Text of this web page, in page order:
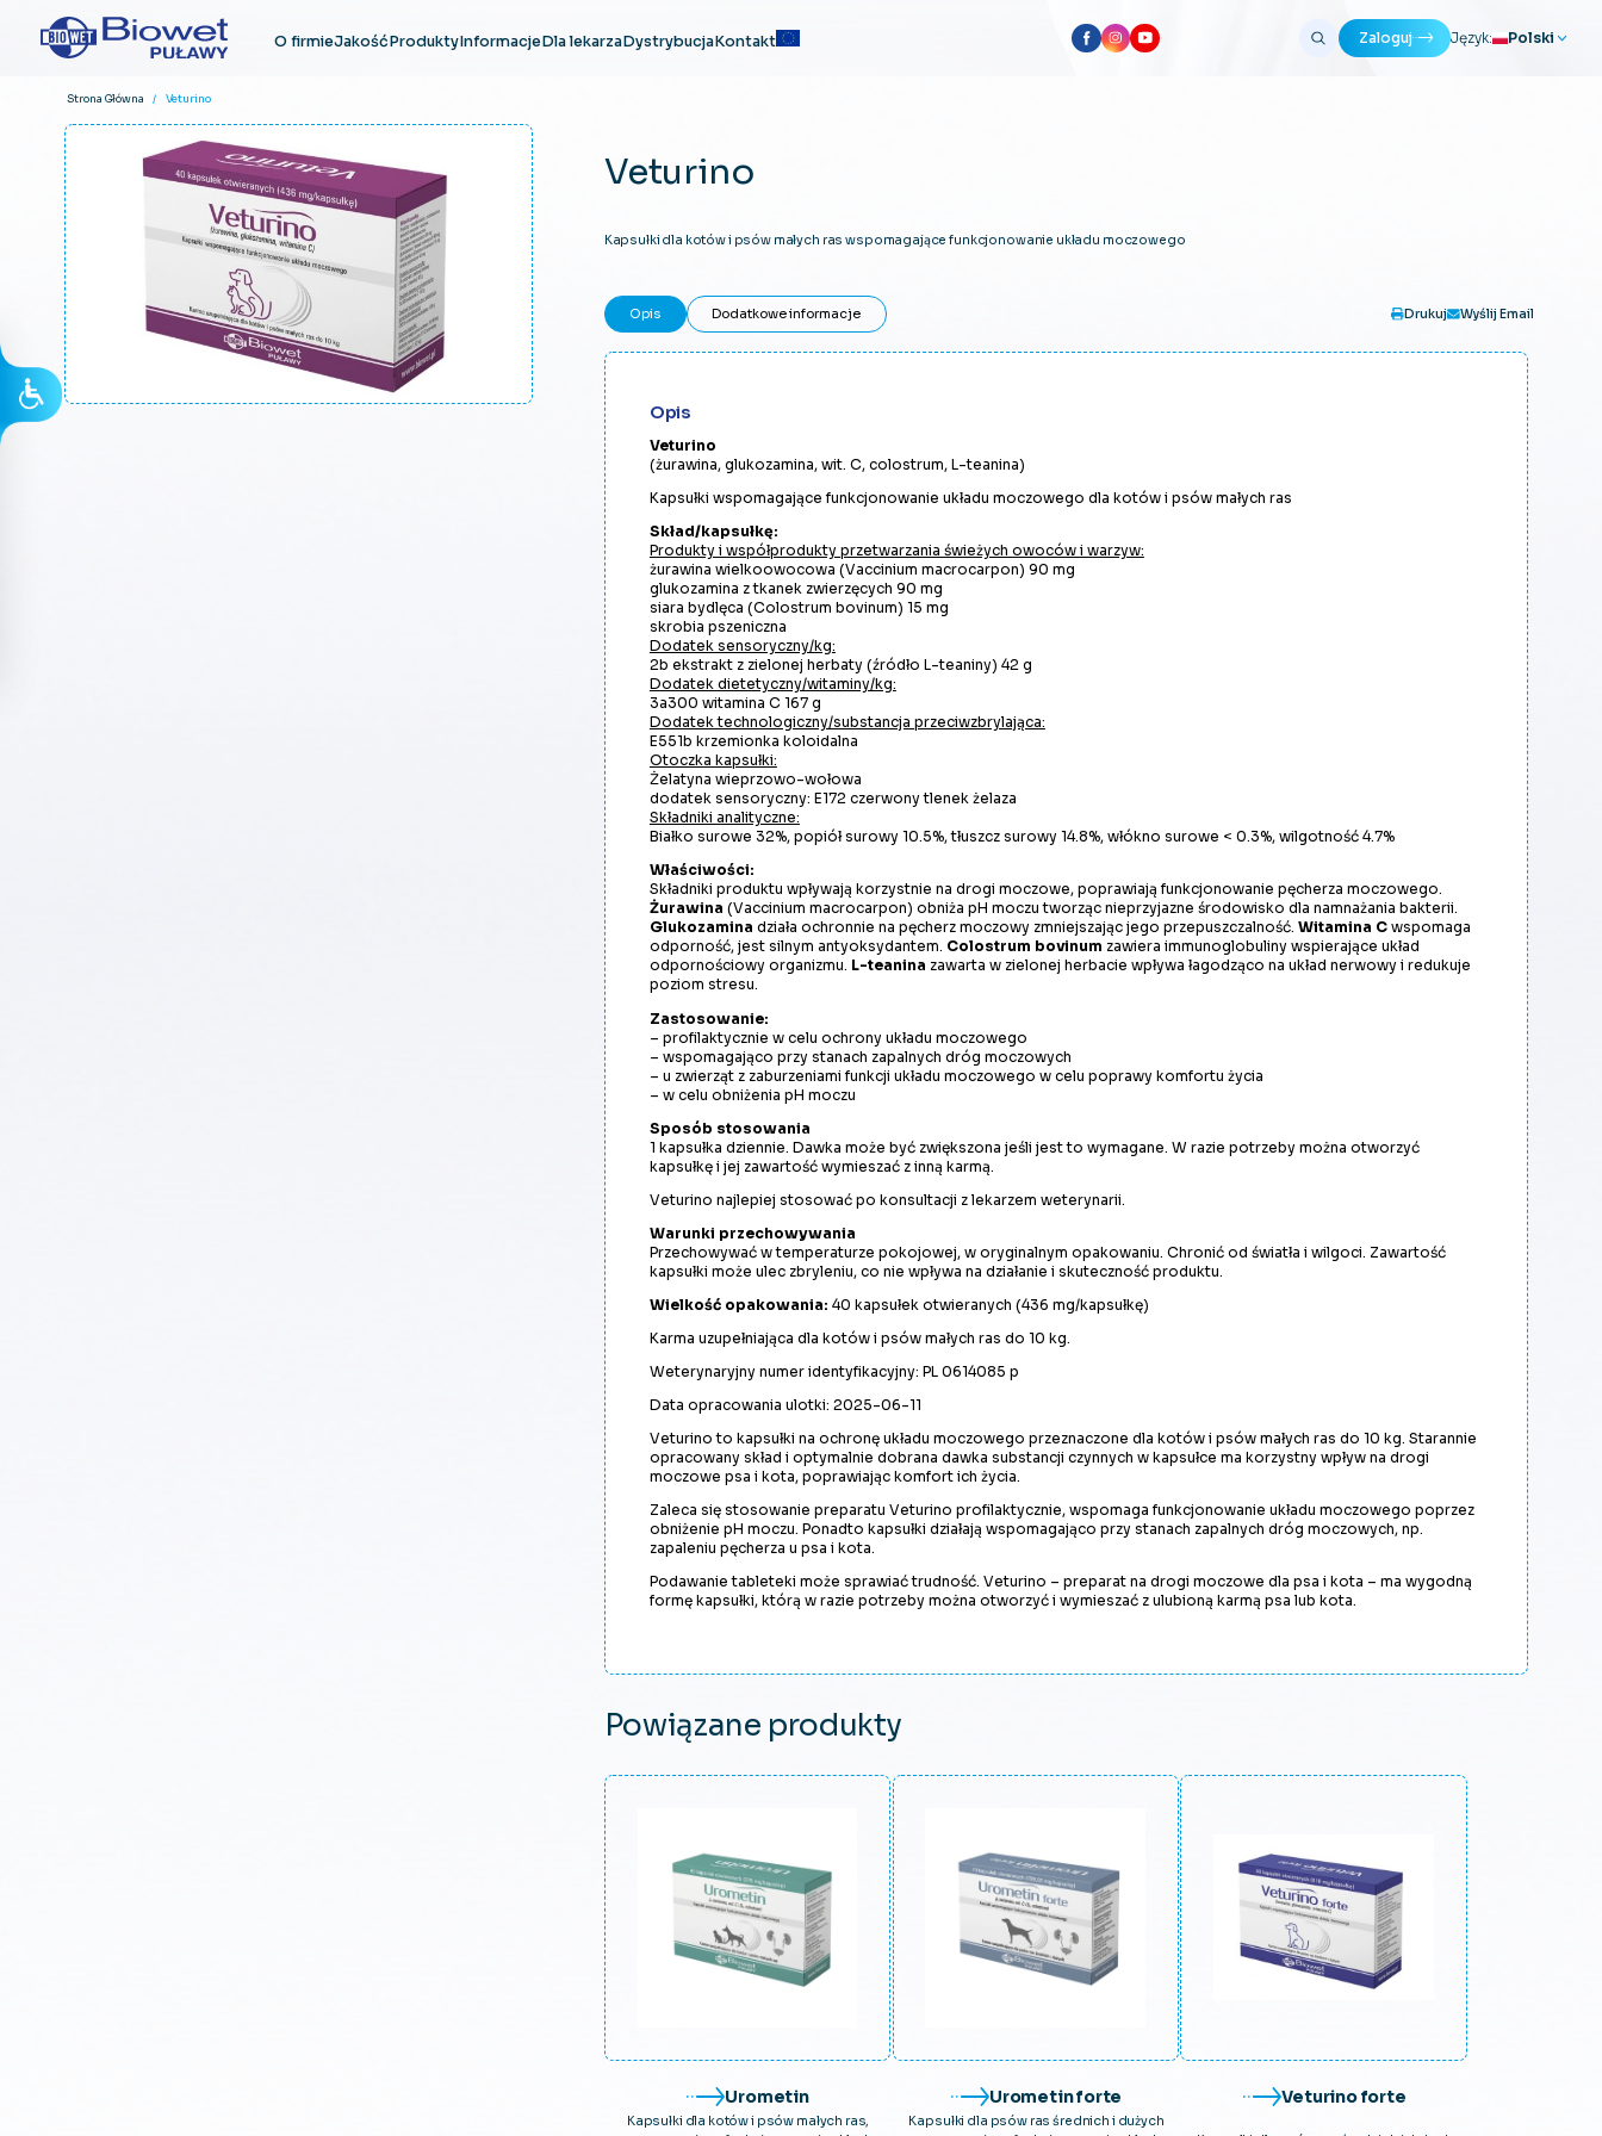
O firmieJakośćProduktyInformacjeDla lekarzaDystrybucjaKontakt Zaloguj Język: Polski
Strona Główna / Veturino
Veturino
Kapsułki dla kotów i psów małych ras wspomagające funkcjonowanie układu moczowego
Opis Dodatkowe informacje Drukuj Wyślij Email
Opis
Veturino
(żurawina, glukozamina, wit. C, colostrum, L-teanina)
Kapsułki wspomagające funkcjonowanie układu moczowego dla kotów i psów małych ras
Skład/kapsułkę:
Produkty i współprodukty przetwarzania świeżych owoców i warzyw:
żurawina wielkoowocowa (Vaccinium macrocarpon) 90 mg
glukozamina z tkanek zwierzęcych 90 mg
siara bydlęca (Colostrum bovinum) 15 mg
skrobia pszeniczna
Dodatek sensoryczny/kg:
2b ekstrakt z zielonej herbaty (źródło L-teaniny) 42 g
Dodatek dietetyczny/witaminy/kg:
3a300 witamina C 167 g
Dodatek technologiczny/substancja przeciwzbrylająca:
E551b krzemionka koloidalna
Otoczka kapsułki:
Żelatyna wieprzowo-wołowa
dodatek sensoryczny: E172 czerwony tlenek żelaza
Składniki analityczne:
Białko surowe 32%, popiół surowy 10.5%, tłuszcz surowy 14.8%, włókno surowe < 0.3%, wilgotność 4.7%
Właściwości:
Składniki produktu wpływają korzystnie na drogi moczowe, poprawiają funkcjonowanie pęcherza moczowego.
Żurawina (Vaccinium macrocarpon) obniża pH moczu tworząc nieprzyjazne środowisko dla namnażania bakterii.
Glukozamina działa ochronnie na pęcherz moczowy zmniejszając jego przepuszczalność. Witamina Cwspomaga
odporność, jest silnym antyoksydantem. Colostrum bovinum zawiera immunoglobuliny wspierające układ
odpornościowy organizmu. L-teanina zawarta w zielonej herbacie wpływa łagodząco na układ nerwowy i redukuje
poziom stresu.
Zastosowanie:
– profilaktycznie w celu ochrony układu moczowego
– wspomagająco przy stanach zapalnych dróg moczowych
– u zwierząt z zaburzeniami funkcji układu moczowego w celu poprawy komfortu życia
– w celu obniżenia pH moczu
Sposób stosowania
1 kapsułka dziennie. Dawka może być zwiększona jeśli jest to wymagane. W razie potrzeby można otworzyć
kapsułkę i jej zawartość wymieszać z inną karmą.
Veturino najlepiej stosować po konsultacji z lekarzem weterynarii.
Warunki przechowywania
Przechowywać w temperaturze pokojowej, w oryginalnym opakowaniu. Chronić od światła i wilgoci. Zawartość
kapsułki może ulec zbryleniu, co nie wpływa na działanie i skuteczność produktu.
Wielkość opakowania: 40 kapsułek otwieranych (436 mg/kapsułkę)
Karma uzupełniająca dla kotów i psów małych ras do 10 kg.
Weterynaryjny numer identyfikacyjny: PL 0614085 p
Data opracowania ulotki: 2025-06-11
Veturino to kapsułki na ochronę układu moczowego przeznaczone dla kotów i psów małych ras do 10 kg. Starannie
opracowany skład i optymalnie dobrana dawka substancji czynnych w kapsułce ma korzystny wpływ na drogi
moczowe psa i kota, poprawiając komfort ich życia.
Zaleca się stosowanie preparatu Veturino profilaktycznie, wspomaga funkcjonowanie układu moczowego poprzez
obniżenie pH moczu. Ponadto kapsułki działają wspomagająco przy stanach zapalnych dróg moczowych, np.
zapaleniu pęcherza u psa i kota.
Podawanie tableteki może sprawiać trudność. Veturino – preparat na drogi moczowe dla psa i kota – ma wygodną
formę kapsułki, którą w razie potrzeby można otworzyć i wymieszać z ulubioną karmą psa lub kota.
Powiązane produkty
Urometin
Kapsułki dla kotów i psów małych ras,
Urometin forte
Kapsułki dla psów ras średnich i dużych
Veturino forte